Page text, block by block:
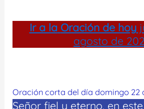
Ir a la Oración de hoy
agosto de
Oración corta del día domingo 22
Señor fiel y eterno, en